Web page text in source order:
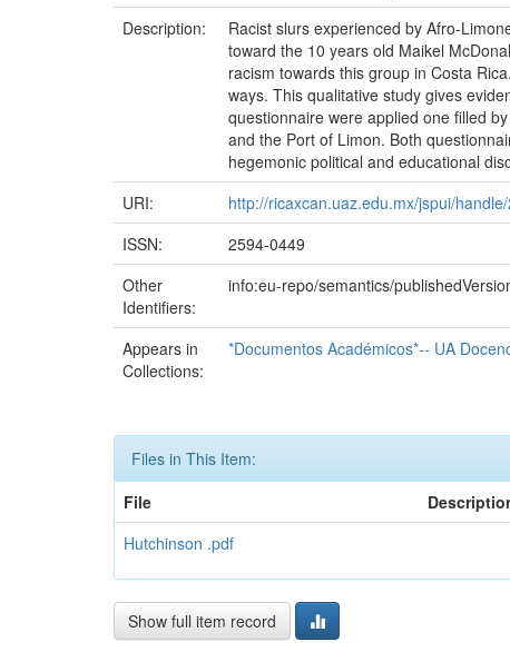
Description:
Racist slurs experienced by Afro-
toward the 10 years old Maikel
racism towards this group in Costa
ways. This qualitative study gives
questionnaire were applied one filled
and the Port of Limon. Both
hegemonic political and educational
URI:
http://ricaxcan.uaz.edu.mx/jspui/
ISSN:
2594-0449
Other
Identifiers:
info:eu-repo/semantics/
Appears in
Collections:
*Documentos Académicos*-- UA
Files in This Item:
File
Hutchinson .pdf
Show full item record